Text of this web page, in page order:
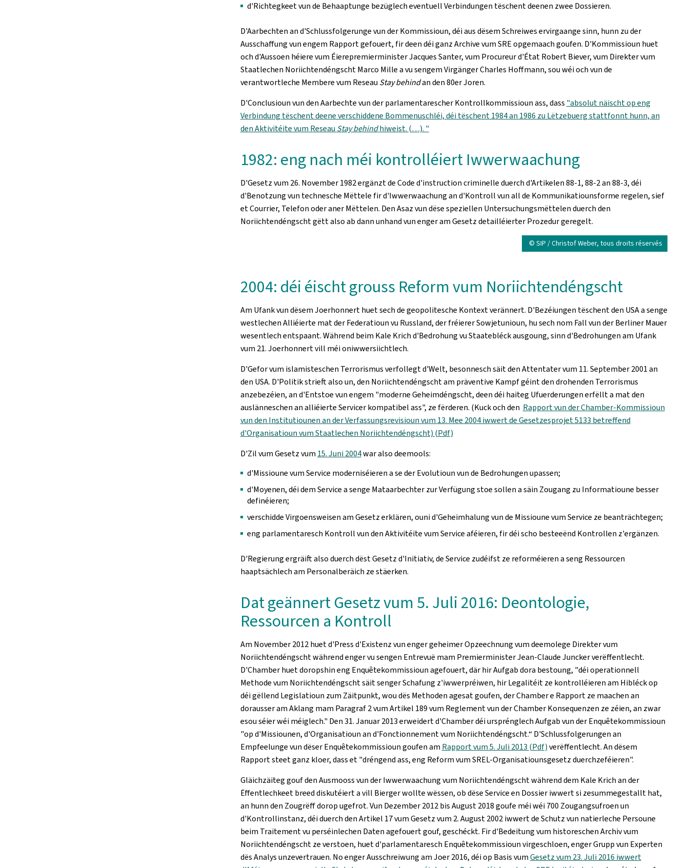
d'Richtegkeet vun de Behaaptunge bezüglech eventuell Verbindungen tëschent deenen zwee Dossieren.
D'Aarbechten an d'Schlussfolgerunge vun der Kommissioun, déi aus dësem Schreiwes ervirgaange sinn, hunn zu der
Ausschaffung vun engem Rapport gefouert, fir deen déi ganz Archive vum SRE opgemaach goufen. D'Kommissioun huet
och d'Aussoen héiere vum Éierepremierminister Jacques Santer, vum Procureur d'État Robert Biever, vum Direkter vum
Staatlechen Noriichtendéngscht Marco Mille a vu sengem Virgänger Charles Hoffmann, sou wéi och vun de
verantwortleche Membere vum Reseau Stay behindan den 80er Joren.
D'Conclusioun vun den Aarbechte vun der parlamentarescher Kontrollkommissioun ass, dass "absolut näischt op eng
Verbindung tëschent deene verschiddene Bommenuschléi, déi tëschent 1984 an 1986 zu Lëtzebuerg stattfonnt hunn, an
den Aktivitéite vum Reseau Stay behindhiweist. (…). "
1982: eng nach méi kontrolléiert Iwwerwaachung
D'Gesetz vum 26. November 1982 ergänzt de Code d'instruction criminelle duerch d'Artikelen 88-1, 88-2 an 88-3, déi
d'Benotzung vun technesche Mëttele fir d'Iwwerwaachung an d'Kontroll vun all de Kommunikatiounsforme regelen, sief
et Courrier, Telefon oder aner Mëttelen. Den Asaz vun dëse speziellen Untersuchungsmëttelen duerch den
Noriichtendéngscht gëtt also ab dann unhand vun enger am Gesetz detailléierter Prozedur geregelt.
© SIP / Christof Weber, tous droits réservés
2004: déi éischt grouss Reform vum Noriichtendéngscht
Am Ufank vun dësem Joerhonnert huet sech de geopolitesche Kontext verännert. D'Bezéiungen tëschent den USA a senge
westlechen Alliéierte mat der Federatioun vu Russland, der fréierer Sowjetunioun, hu sech nom Fall vun der Berliner Mauer
wesentlech entspaant. Während beim Kale Krich d'Bedrohung vu Staatebléck ausgoung, sinn d'Bedrohungen am Ufank
vum 21. Joerhonnert vill méi oniwwersiichtlech.
D'Gefor vum islamisteschen Terrorismus verfollegt d'Welt, besonnesch säit den Attentater vum 11. September 2001 an
den USA. D'Politik strieft also un, den Noriichtendéngscht am präventive Kampf géint den drohenden Terrorismus
anzebezéien, an d'Entstoe vun engem "moderne Geheimdéngscht, deen déi haiteg Ufuerderungen erfëllt a mat den
auslänneschen an alliéierte Servicer kompatibel ass", ze fërderen. (Kuck och den Rapport vun der Chamber-Kommissioun
vun den Institutiounen an der Verfassungsrevisioun vum 13. Mee 2004 iwwert de Gesetzesprojet 5133 betreffend
d'Organisatioun vum Staatlechen Noriichtendéngscht) (Pdf)
D'Zil vum Gesetz vum 15. Juni 2004war also deemools:
d'Missioune vum Service moderniséieren a se der Evolutioun vun de Bedrohungen upassen;
d'Moyenen, déi dem Service a senge Mataarbechter zur Verfügung stoe sollen a säin Zougang zu Informatioune besser
definéieren;
verschidde Virgoensweisen am Gesetz erklären, ouni d'Geheimhalung vun de Missioune vum Service ze beanträchtegen;
eng parlamentaresch Kontroll vun den Aktivitéite vum Service aféieren, fir déi scho besteeënd Kontrollen z'ergänzen.
D'Regierung ergräift also duerch dëst Gesetz d'Initiativ, de Service zudéifst ze reforméieren a seng Ressourcen
haaptsächlech am Personalberäich ze stäerken.
Dat geännert Gesetz vum 5. Juli 2016: Deontologie,
Ressourcen a Kontroll
Am November 2012 huet d'Press d'Existenz vun enger geheimer Opzeechnung vum deemolege Direkter vum
Noriichtendéngscht während enger vu sengen Entrevuë mam Premierminister Jean-Claude Juncker verëffentlecht.
D'Chamber huet doropshin eng Enquêtekommissioun agefouert, där hir Aufgab dora bestoung, "déi operationnell
Methode vum Noriichtendéngscht säit senger Schafung z'iwwerpréiwen, hir Legalitéit ze kontrolléieren am Hibléck op
déi gëllend Legislatioun zum Zäitpunkt, wou dës Methoden agesat goufen, der Chamber e Rapport ze maachen an
dorausser am Aklang mam Paragraf 2 vum Artikel 189 vum Reglement vun der Chamber Konsequenzen ze zéien, an zwar
esou séier wéi méiglech." Den 31. Januar 2013 erweidert d'Chamber déi ursprénglech Aufgab vun der Enquêtekommissioun
"op d'Missiounen, d'Organisatioun an d'Fonctionnement vum Noriichtendéngscht.“ D'Schlussfolgerungen an
Empfeelunge vun dëser Enquêtekommissioun goufen am Rapport vum 5. Juli 2013 (Pdf)verëffentlecht. An dësem
Rapport steet ganz kloer, dass et "dréngend ass, eng Reform vum SREL-Organisatiounsgesetz duerchzeféieren".
Gläichzäiteg gouf den Ausmooss vun der Iwwerwaachung vum Noriichtendéngscht während dem Kale Krich an der
Ëffentlechkeet breed diskutéiert a vill Bierger wollte wëssen, ob dëse Service en Dossier iwwert si zesummegestallt hat,
an hunn den Zougrëff dorop ugefrot. Vun Dezember 2012 bis August 2018 goufe méi wéi 700 Zougangsufroen un
d'Kontrollinstanz, déi duerch den Artikel 17 vum Gesetz vum 2. August 2002 iwwert de Schutz vun natierleche Persoune
beim Traitement vu perséinlechen Daten agefouert gouf, geschéckt. Fir d'Bedeitung vum historeschen Archiv vum
Noriichtendéngscht ze verstoen, huet d'parlamentaresch Enquêtekommissioun virgeschloen, enger Grupp vun Experten
dës Analys unzevertrauen. No enger Ausschreiwung am Joer 2016, déi op Basis vumGesetz vum 23. Juli 2016 iwwert